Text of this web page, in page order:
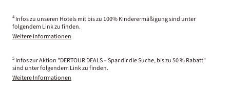
4 Infos zu unseren Hotels mit bis zu 100% Kinderermäßigung sind unter
folgendem Link zu finden.
Weitere Informationen
5 Infos zur Aktion "DERTOUR DEALS – Spar dir die Suche, bis zu 50 % Rabatt"
sind unter folgendem Link zu finden.
Weitere Informationen